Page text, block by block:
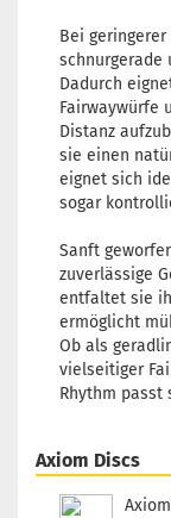
Bei
schnurgerade
Dadurch
Fairwaywürfe
Distanz
sie einen
eignet sich
sogar
Sanft
zuverlässige
entfaltet sie
ermöglicht
Ob als
vielseitiger
Rhythm
Axiom Discs